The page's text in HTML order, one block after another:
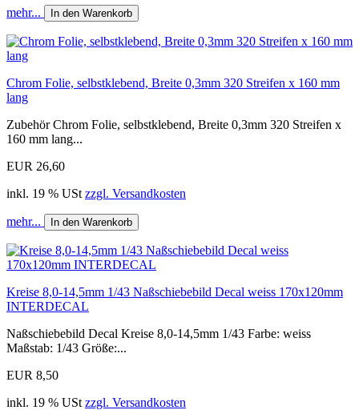
mehr... In den Warenkorb
Chrom Folie, selbstklebend, Breite 0,3mm 320 Streifen x 160 mm
lang
Zubehör Chrom Folie, selbstklebend, Breite 0,3mm 320 Streifen x
160 mm lang...
EUR 26,60
inkl. 19 % USt zzgl. Versandkosten
mehr... In den Warenkorb
Kreise 8,0-14,5mm 1/43 Naßschiebebild Decal weiss 170x120mm
INTERDECAL
Naßschiebebild Decal Kreise 8,0-14,5mm 1/43 Farbe: weiss
Maßstab: 1/43 Größe:...
EUR 8,50
inkl. 19 % USt zzgl. Versandkosten